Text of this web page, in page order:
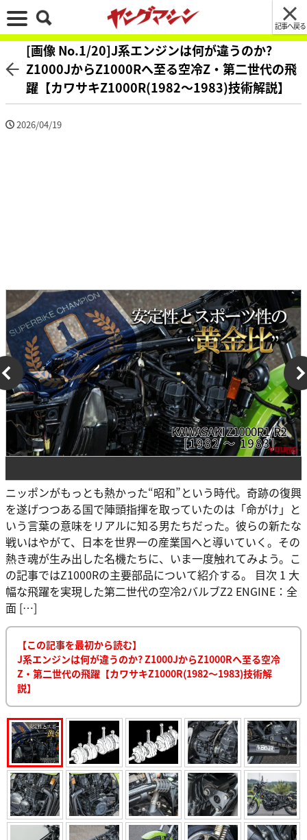
記事へ戻る
[画像 No.1/20]J系エンジンは何が違うのか?
Z1000JからZ1000Rへ至る空冷Z・第二世代の飛
躍【カワサキZ1000R(1982～1983)技術解説】
2026/04/19
ニッポンがもっとも熱かった“昭和”という時代。奇跡の復興
を遂げつつある国で陣頭指揮を取っていたのは「命がけ」と
いう言葉の意味をリアルに知る男たちだった。彼らの新たな
戦いはやがて、日本を世界一の産業国へと導いていく。その
熱き魂が生み出した名機たちに、いま一度触れてみよう。こ
の記事ではZ1000Rの主要部品について紹介する。 目次 1 大
幅な飛躍を実現した第二世代の空冷2バルブZ2 ENGINE：全
面 […]
【この記事を最初から読む】
J系エンジンは何が違うのか? Z1000JからZ1000Rへ至る空冷
Z・第二世代の飛躍【カワサキZ1000R(1982～1983)技術解
説】